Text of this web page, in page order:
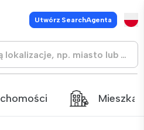
Utwórz SearchAgenta